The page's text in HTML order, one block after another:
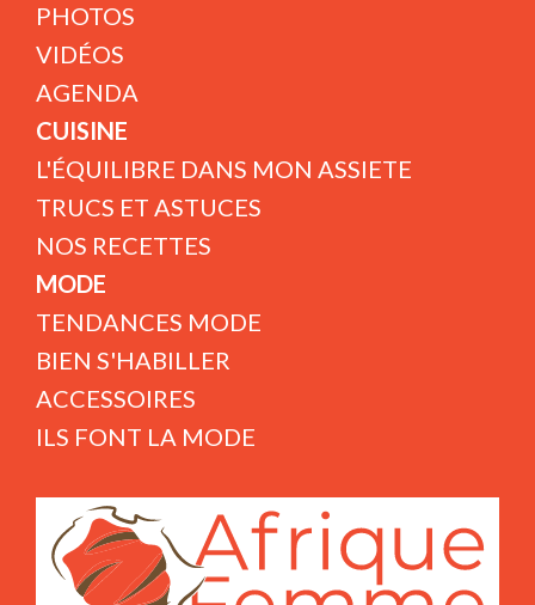
PHOTOS
VIDÉOS
AGENDA
CUISINE
L'ÉQUILIBRE DANS MON ASSIETE
TRUCS ET ASTUCES
NOS RECETTES
MODE
TENDANCES MODE
BIEN S'HABILLER
ACCESSOIRES
ILS FONT LA MODE